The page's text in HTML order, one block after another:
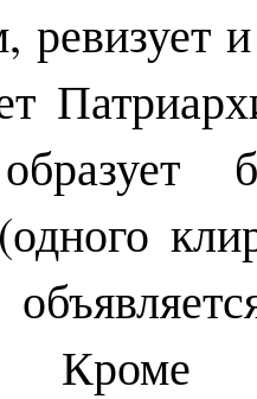
ревизует
(одного
Кроме